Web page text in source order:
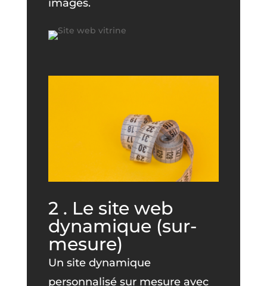
images.
2 . Le site web
dynamique (sur-
mesure)
Un site dynamique
personnalisé sur mesure avec